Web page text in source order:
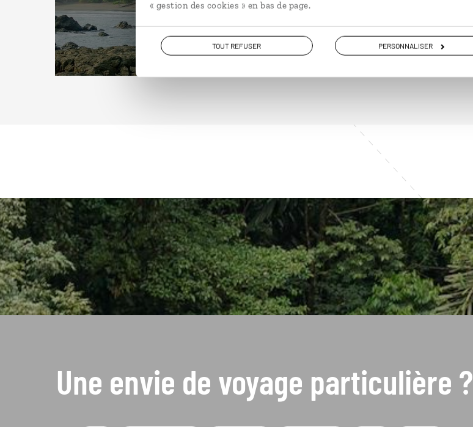
« gestion des cookies » en bas de page.
TOUT REFUSER PERSONNALISER
Une envie de voyage particulière ?